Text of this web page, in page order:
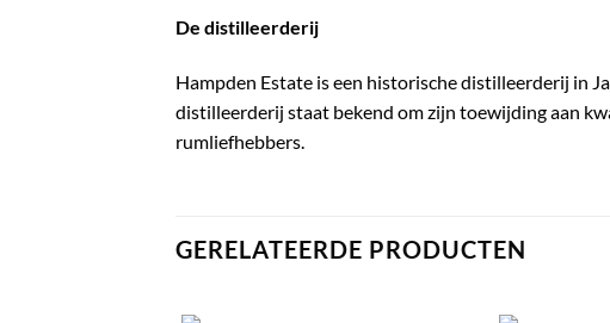
De distilleerderij
Hampden Estate is een historische distilleerderij in
distilleerderij staat bekend om zijn toewijding aan
rumliefhebbers.
GERELATEERDE PRODUCTEN